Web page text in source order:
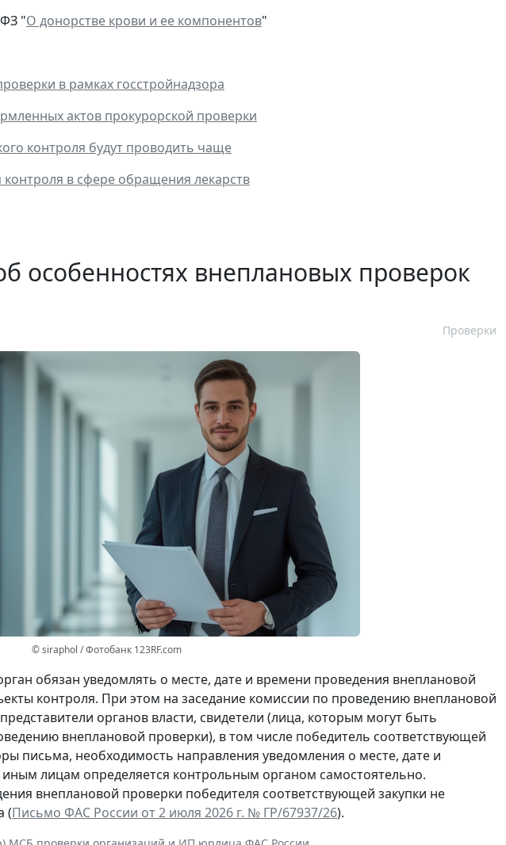
"О донорстве крови и ее компонентов"
в рамках госстройнадзора
актов прокурорской проверки
контроля будут проводить чаще
контроля в сфере обращения лекарств
особенностях внеплановых проверок
Проверки
© siraphol / Фотобанк 123RF.com
обязан уведомлять о месте, дате и времени проведения внеплановой
контроля. При этом на заседание комиссии по проведению внеплановой
органов власти, свидетели (лица, которым могут быть
внеплановой проверки), в том числе победитель соответствующей
письма, необходимость направления уведомления о месте, дате и
лицам определяется контрольным органом самостоятельно.
внеплановой проверки победителя соответствующей закупки не
(Письмо ФАС России от 2 июля 2026 г. № ГР/67937/26).